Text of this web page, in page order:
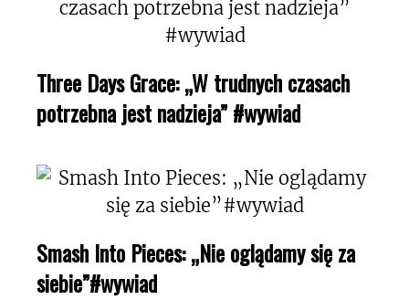
Three Days Grace: „W trudnych czasach
potrzebna jest nadzieja” #wywiad
Smash Into Pieces: „Nie oglądamy się za
siebie”#wywiad